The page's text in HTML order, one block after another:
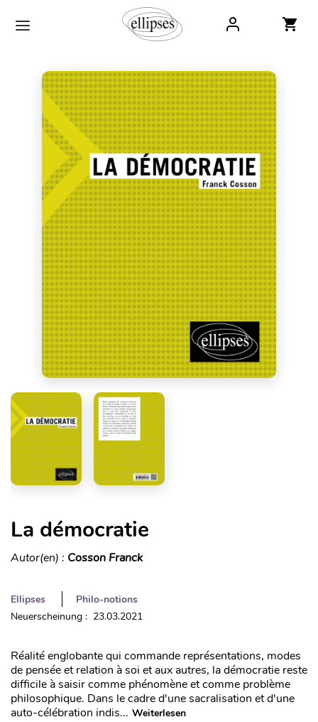
La démocratie
Autor(en) : Cosson Franck
Ellipses
Philo-notions
Neuerscheinung : 23.03.2021
Réalité englobante qui commande représentations, modes
de pensée et relation à soi et aux autres, la démocratie reste
difficile à saisir comme phénomène et comme problème
philosophique. Dans le cadre d'une sacralisation et d'une
auto-célébration indis... Weiterlesen